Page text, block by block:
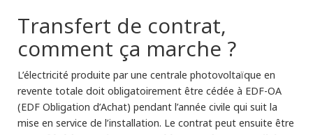
Transfert de contrat,
comment ça marche ?
L’électricité produite par une centrale photovoltaïque en
revente totale doit obligatoirement être cédée à EDF-OA
(EDF Obligation d’Achat) pendant l’année civile qui suit la
mise en service de l’installation. Le contrat peut ensuite être